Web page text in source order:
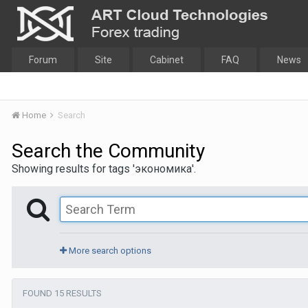
Forum Site Cabinet FAQ News
Home Search
Search the Community
Showing results for tags 'экономика'.
More search options
FOUND 15 RESULTS